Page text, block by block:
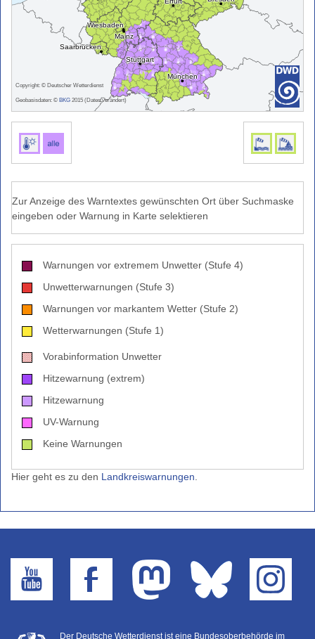
(Wald-,
Grasbrand)
Warnindizes
Unwetterwarnkriterien
Binnenseewarnungen
Hitze-
und
UV-
Warnungen
Windwarnskala
Hochwasserzentralen
Weitere
Copyright: © Deutscher Wetterdienst
Geobasisdaten: © BKG 2015 (Daten verändert)
Zur Anzeige des Warntextes gewünschten Ort über Suchmaske
eingeben oder Warnung in Karte selektieren
Warnungen vor extremem Unwetter (Stufe 4)
Unwetterwarnungen (Stufe 3)
Warnungen vor markantem Wetter (Stufe 2)
Wetterwarnungen (Stufe 1)
Vorabinformation Unwetter
Hitzewarnung (extrem)
Hitzewarnung
UV-Warnung
Keine Warnungen
Hier geht es zu den Landkreiswarnungen.
Der Deutsche Wetterdienst ist eine Bundesoberbehörde im